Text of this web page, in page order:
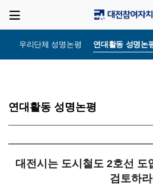
우리단체 성명논평 연대활동 성명논
연대활동 성명논평
대전시는 도시철도 2호선 도
검토하